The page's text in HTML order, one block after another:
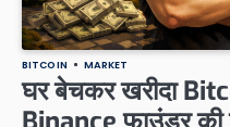
BITCOIN MARKET
घर बेचकर खरीदा